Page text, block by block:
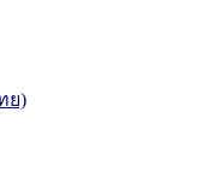
ย)